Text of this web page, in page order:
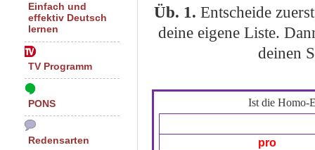
Üb. 1. Entscheide
deine eigene Liste.
deinen
Ist die Homo-
pro
Einfach und
effektiv Deutsch
lernen
TV Programm
PONS
Redensarten